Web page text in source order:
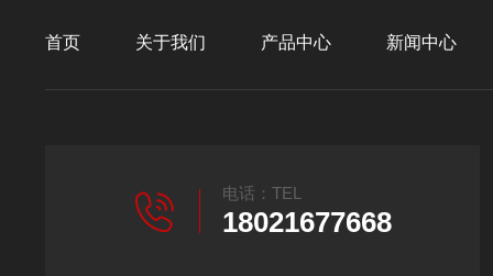
首页 关于我们 产品中心 新闻中心
电话：TEL
18021677668